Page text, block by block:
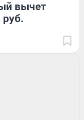
вычет
руб.